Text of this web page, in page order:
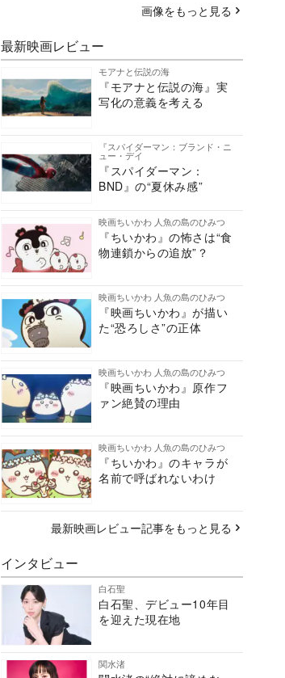
画像をもっと見る
最新映画レビュー
モアナと伝説の海
『モアナと伝説の海』実
写化の意義を考える
『スパイダーマン：ブランド・ニ
ュー・デイ
『スパイダーマン：
BND』の“夏休み感”
映画ちいかわ 人魚の島のひみつ
『ちいかわ』の怖さは“食
物連鎖からの追放”？
映画ちいかわ 人魚の島のひみつ
『映画ちいかわ』が描い
た“恐ろしさ”の正体
映画ちいかわ 人魚の島のひみつ
『映画ちいかわ』原作フ
ァン絶賛の理由
映画ちいかわ 人魚の島のひみつ
『ちいかわ』のキャラが
名前で呼ばれないわけ
最新映画レビュー記事をもっと見る
インタビュー
白石聖
白石聖、デビュー10年目
を迎えた現在地
関水渚